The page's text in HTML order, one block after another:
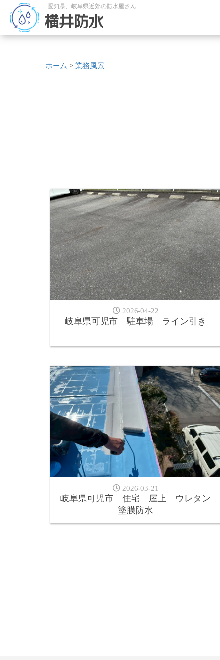
- 愛知県、岐阜県近郊の防水屋さん -
横井防水
ホーム > 業務風景
2026-04-22
岐阜県可児市 駐車場 ライン引き
2026-03-21
岐阜県可児市 住宅 屋上 ウレタン
塗膜防水